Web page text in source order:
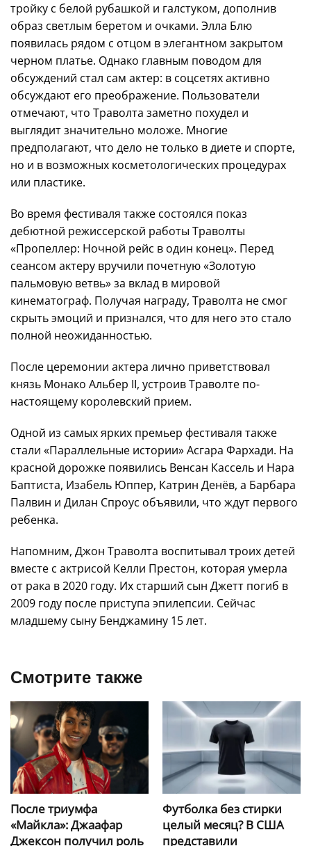
тройку с белой рубашкой и галстуком, дополнив
образ светлым беретом и очками. Элла Блю
появилась рядом с отцом в элегантном закрытом
черном платье. Однако главным поводом для
обсуждений стал сам актер: в соцсетях активно
обсуждают его преображение. Пользователи
отмечают, что Траволта заметно похудел и
выглядит значительно моложе. Многие
предполагают, что дело не только в диете и спорте,
но и в возможных косметологических процедурах
или пластике.
Во время фестиваля также состоялся показ
дебютной режиссерской работы Траволты
«Пропеллер: Ночной рейс в один конец». Перед
сеансом актеру вручили почетную «Золотую
пальмовую ветвь» за вклад в мировой
кинематограф. Получая награду, Траволта не смог
скрыть эмоций и признался, что для него это стало
полной неожиданностью.
После церемонии актера лично приветствовал
князь Монако Альбер II, устроив Траволте по-
настоящему королевский прием.
Одной из самых ярких премьер фестиваля также
стали «Параллельные истории» Асгара Фархади. На
красной дорожке появились Венсан Кассель и Нара
Баптиста, Изабель Юппер, Катрин Денёв, а Барбара
Палвин и Дилан Спроус объявили, что ждут первого
ребенка.
Напомним, Джон Траволта воспитывал троих детей
вместе с актрисой Келли Престон, которая умерла
от рака в 2020 году. Их старший сын Джетт погиб в
2009 году после приступа эпилепсии. Сейчас
младшему сыну Бенджамину 15 лет.
Смотрите также
После триумфа
«Майкла»: Джаафар
Джексон получил роль
Футболка без стирки
целый месяц? В США
представили